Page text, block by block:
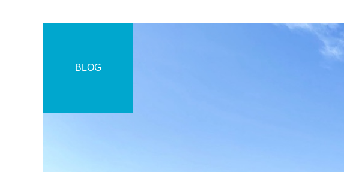
内視鏡の先端！
BLOG